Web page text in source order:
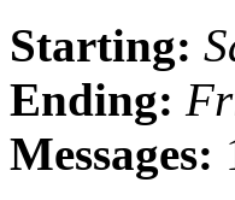
Starting:
Ending:
Messages: